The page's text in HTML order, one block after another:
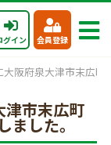
グイン 会員登録
大阪府泉大津市末広
市末広町
ました。